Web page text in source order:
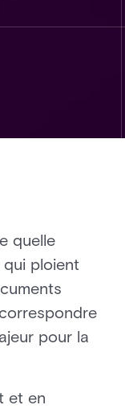
quelle
ploient
pour la
et en